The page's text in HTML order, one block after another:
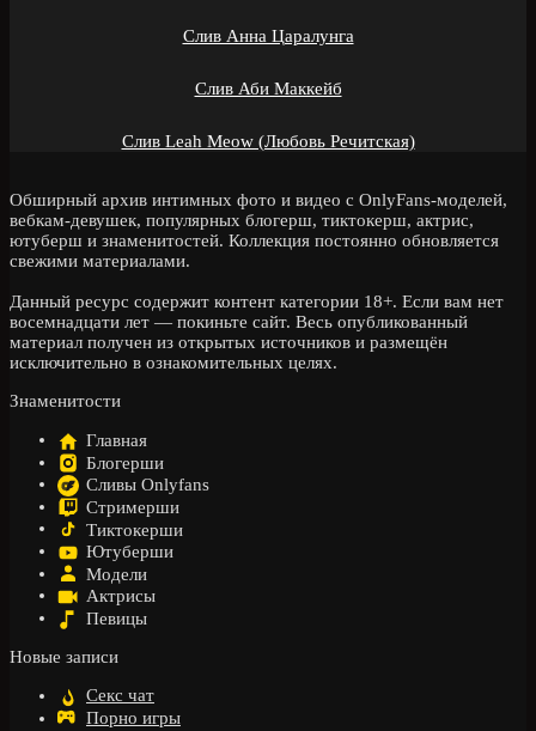
Слив Анна Царалунга
Слив Аби Маккейб
Слив Leah Meow (Любовь Речитская)
Обширный архив интимных фото и видео с OnlyFans-моделей,
вебкам-девушек, популярных блогерш, тиктокерш, актрис,
ютуберш и знаменитостей. Коллекция постоянно обновляется
свежими материалами.
Данный ресурс содержит контент категории 18+. Если вам нет
восемнадцати лет — покиньте сайт. Весь опубликованный
материал получен из открытых источников и размещён
исключительно в ознакомительных целях.
Знаменитости
Главная
Блогерши
Сливы Onlyfans
Стримерши
Тиктокерши
Ютуберши
Модели
Актрисы
Певицы
Новые записи
Секс чат
Порно игры